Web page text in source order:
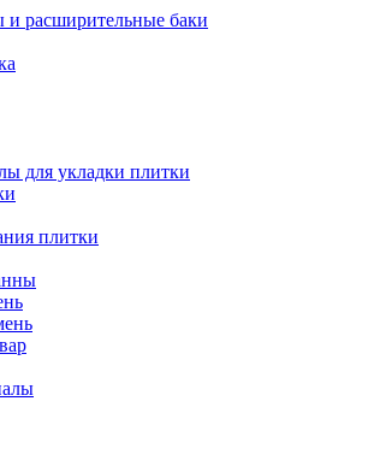
и расширительные баки
для укладки плитки
плитки